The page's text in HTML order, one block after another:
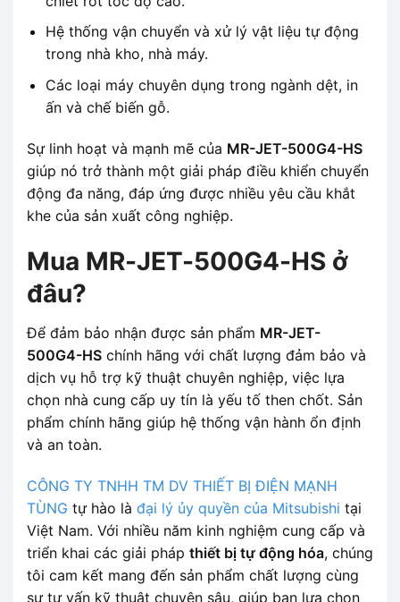
Hệ thống vận chuyển và xử lý vật liệu tự động
trong nhà kho, nhà máy.
Các loại máy chuyên dụng trong ngành dệt, in
ấn và chế biến gỗ.
Sự linh hoạt và mạnh mẽ của MR-JET-500G4-HS
giúp nó trở thành một giải pháp điều khiển chuyển
động đa năng, đáp ứng được nhiều yêu cầu khắt
khe của sản xuất công nghiệp.
Mua MR-JET-500G4-HS ở
đâu?
Để đảm bảo nhận được sản phẩm MR-JET-
500G4-HS chính hãng với chất lượng đảm bảo và
dịch vụ hỗ trợ kỹ thuật chuyên nghiệp, việc lựa
chọn nhà cung cấp uy tín là yếu tố then chốt. Sản
phẩm chính hãng giúp hệ thống vận hành ổn định
và an toàn.
CÔNG TY TNHH TM DV THIẾT BỊ ĐIỆN MẠNH
TÙNG tự hào là đại lý ủy quyền của Mitsubishi tại
Việt Nam. Với nhiều năm kinh nghiệm cung cấp và
triển khai các giải pháp thiết bị tự động hóa, chúng
tôi cam kết mang đến sản phẩm chất lượng cùng
sự tư vấn kỹ thuật chuyên sâu, giúp bạn lựa chọn